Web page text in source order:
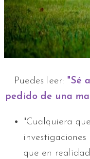
Puedes leer: "Sé
pedido de una
"Cualquiera
que en